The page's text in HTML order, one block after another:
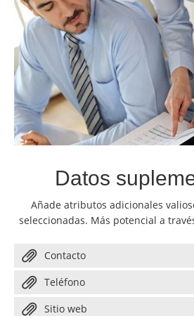
Datos
Añade atributos adicionales
seleccionadas. Más potencial a
Contacto
Teléfono
Sitio web